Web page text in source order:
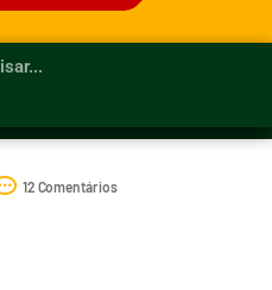
12 Comentários